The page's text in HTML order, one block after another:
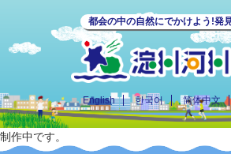
都会の中の自然にでかけよう!発
English 한국어 简体中文
制作中です。